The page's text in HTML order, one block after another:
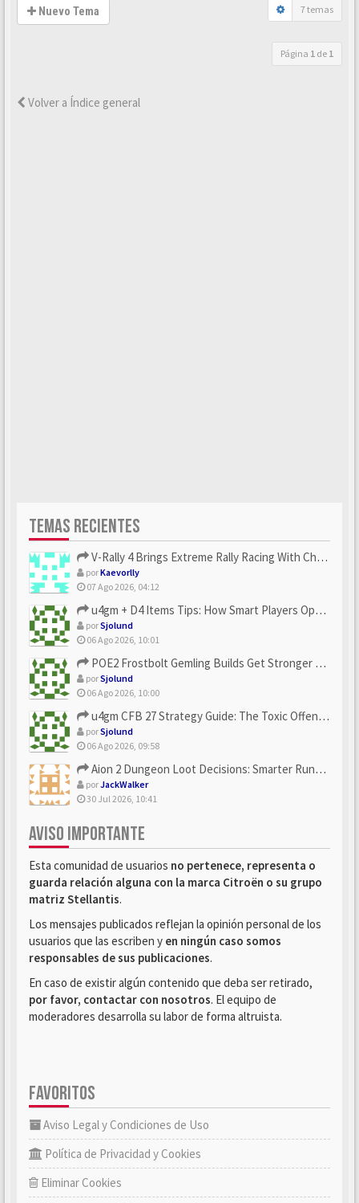
Nuevo Tema 7 temas
Página 1 de 1
Volver a Índice general
TEMAS RECIENTES
V-Rally 4 Brings Extreme Rally Racing With Challenging Track...
porKaevorlly
07 Ago 2026, 04:12
u4gm + D4 Items Tips: How Smart Players Optimize Gear, Build...
porSjolund
06 Ago 2026, 10:01
POE2 Frostbolt Gemling Builds Get Stronger With u4gm’s Ice C...
porSjolund
06 Ago 2026, 10:00
u4gm CFB 27 Strategy Guide: The Toxic Offensive Scheme Your ...
porSjolund
06 Ago 2026, 09:58
Aion 2 Dungeon Loot Decisions: Smarter Runs With U4N
porJackWalker
30 Jul 2026, 10:41
AVISO IMPORTANTE
Esta comunidad de usuarios no pertenece, representa o
guarda relación alguna con la marca Citroën o su grupo
matriz Stellantis.
Los mensajes publicados reflejan la opinión personal de los
usuarios que las escriben y en ningún caso somos
responsables de sus publicaciones.
En caso de existir algún contenido que deba ser retirado,
por favor, contactar con nosotros. El equipo de
moderadores desarrolla su labor de forma altruista.
FAVORITOS
Aviso Legal y Condiciones de Uso
Política de Privacidad y Cookies
Eliminar Cookies